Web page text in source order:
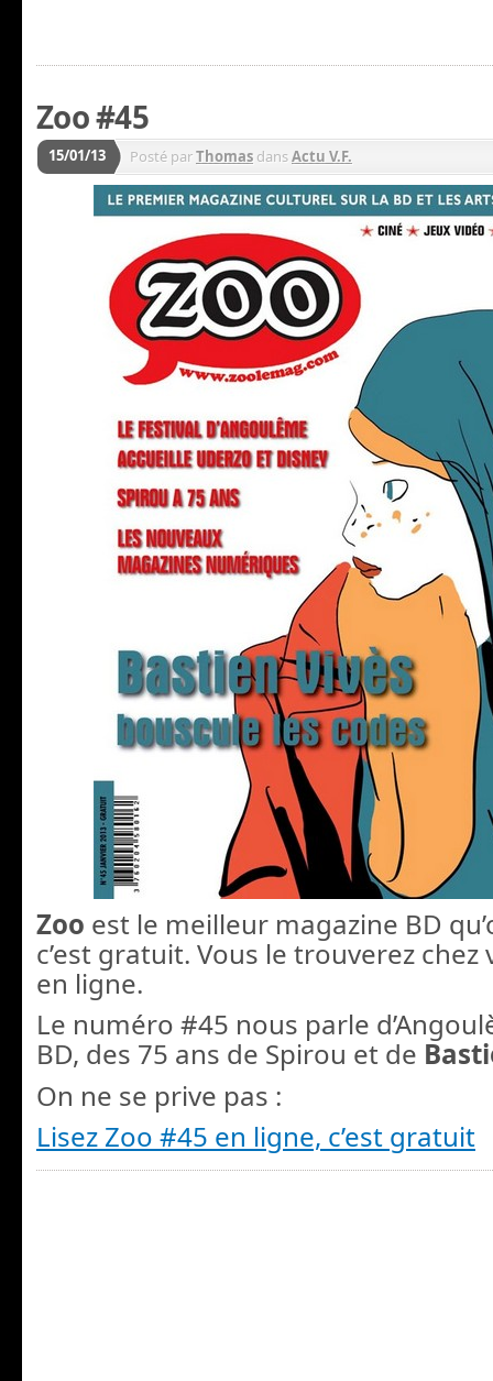
Zoo #45
15/01/13 Posté parThomas dansActu V.F.
Zoo est le meilleur magazine BD
c’est gratuit. Vous le trouverez
en ligne.
Le numéro #45 nous parle
BD, des 75 ans de Spirou et de
On ne se prive pas :
Lisez Zoo #45 en ligne, c’est gratuit